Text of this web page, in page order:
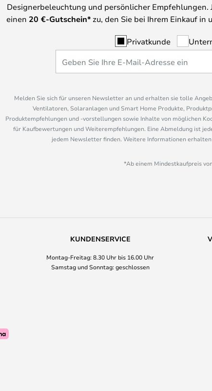
Designerbeleuchtung und persönlicher
einen 20 €-Gutschein*zu, den Sie bei Ihrem Einkauf in
Privatkunde
Melden Sie sich für unseren Newsletter an und erhalten sie tolle
Ventilatoren, Solaranlagen und Smart Home Produkte,
Produktempfehlungen und -vorstellungen sowie Inhalte von möglichen
für Kaufbewertungen und Weiterempfehlungen. Eine Abmeldung ist
jedem Newsletter finden. Weitere Informationen
*Ab einem Mindestkaufpreis
KUNDENSERVICE
Montag-Freitag: 8.30 Uhr bis 16.00 Uhr
Samstag und Sonntag: geschlossen